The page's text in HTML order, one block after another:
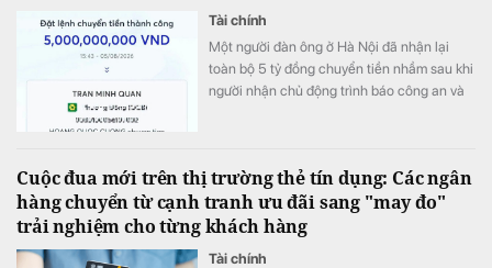
Tài chính
Một người đàn ông ở Hà Nội đã nhận lại
toàn bộ 5 tỷ đồng chuyển tiền nhầm sau khi
người nhận chủ động trình báo công an và
Cuộc đua mới trên thị trường thẻ tín dụng: Các ngân
hàng chuyển từ cạnh tranh ưu đãi sang "may đo"
trải nghiệm cho từng khách hàng
Tài chính